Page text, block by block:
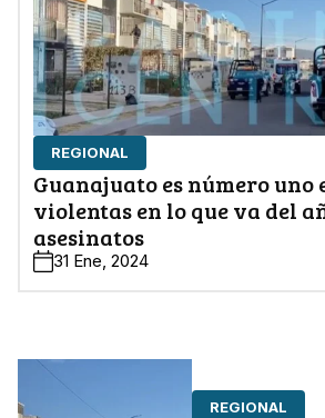
REGIONAL
Guanajuato es número uno
violentas en lo que va del
asesinatos
31 Ene, 2024
REGIONAL